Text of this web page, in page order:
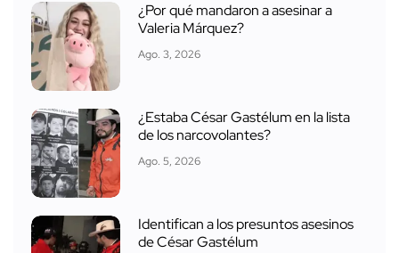
¿Por qué mandaron a asesinar a
Valeria Márquez?
Ago. 3, 2026
¿Estaba César Gastélum en la lista
de los narcovolantes?
Ago. 5, 2026
Identifican a los presuntos asesinos
de César Gastélum